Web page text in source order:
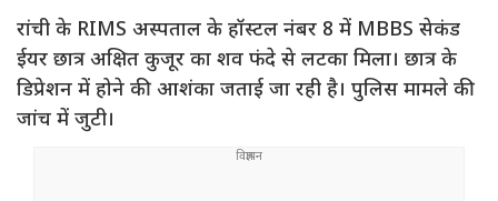
रांची के RIMS अस्पताल के हॉस्टल नंबर 8 में MBBS सेकंड
ईयर छात्र अक्षित कुजूर का शव फंदे से लटका मिला। छात्र के
डिप्रेशन में होने की आशंका जताई जा रही है। पुलिस मामले की
जांच में जुटी।